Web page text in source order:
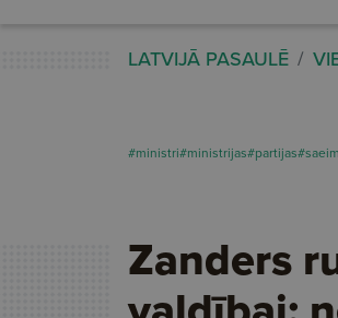
LATVIJĀ PASAULĒ
#ministri#ministrijas#partijas
Zanders